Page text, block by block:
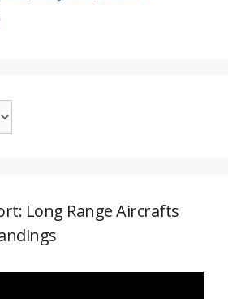
Long Range Aircrafts